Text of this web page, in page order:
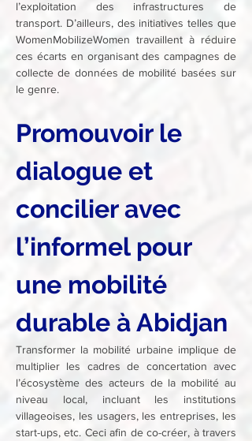
l’exploitation des infrastructures de
transport. D’ailleurs, des initiatives telles que
WomenMobilizeWomen travaillent à réduire
ces écarts en organisant des campagnes de
collecte de données de mobilité basées sur
le genre.
Promouvoir le
dialogue et
concilier avec
l’informel pour
une mobilité
durable à Abidjan
Transformer la mobilité urbaine implique de
multiplier les cadres de concertation avec
l’écosystème des acteurs de la mobilité au
niveau local, incluant les institutions
villageoises, les usagers, les entreprises, les
start-ups, etc. Ceci afin de co-créer, à travers